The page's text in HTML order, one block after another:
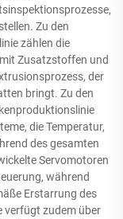
Zu den
zählen die
Zusatzstoffen und
der
bringt. Zu den
die Temperatur,
des gesamten
Servomotoren
während
Erstarrung des
verfügt zudem über